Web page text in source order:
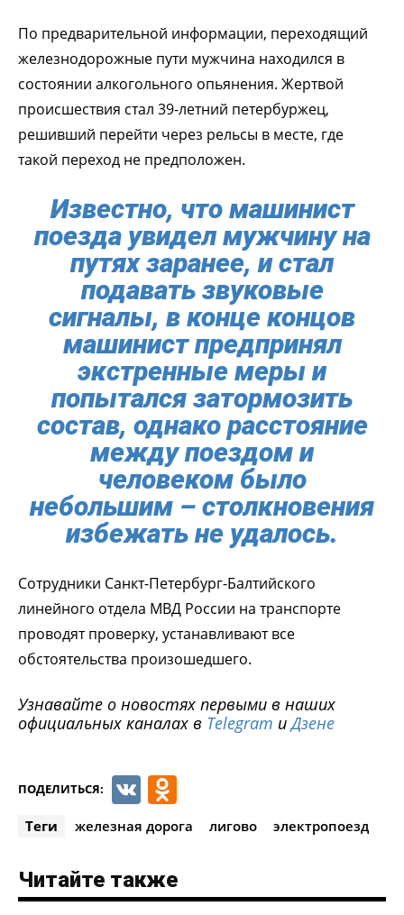
По предварительной информации, переходящий
железнодорожные пути мужчина находился в
состоянии алкогольного опьянения. Жертвой
происшествия стал 39-летний петербуржец,
решивший перейти через рельсы в месте, где
такой переход не предположен.
Известно, что машинист
поезда увидел мужчину на
путях заранее, и стал
подавать звуковые
сигналы, в конце концов
машинист предпринял
экстренные меры и
попытался затормозить
состав, однако расстояние
между поездом и
человеком было
небольшим – столкновения
избежать не удалось.
Сотрудники Санкт-Петербург-Балтийского
линейного отдела МВД России на транспорте
проводят проверку, устанавливают все
обстоятельства произошедшего.
Узнавайте о новостях первыми в наших
официальных каналах в Telegram иДзене
ПОДЕЛИТЬСЯ: VK
Теги железная дорога лигово электропоезд
Читайте также